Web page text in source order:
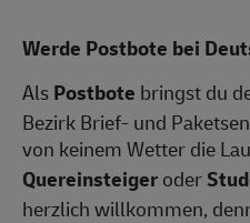
Werde Postbote bei
AlsPostbote bringst du
Bezirk Brief- und
von keinem Wetter die
Quereinsteigeroder
herzlich willkommen,